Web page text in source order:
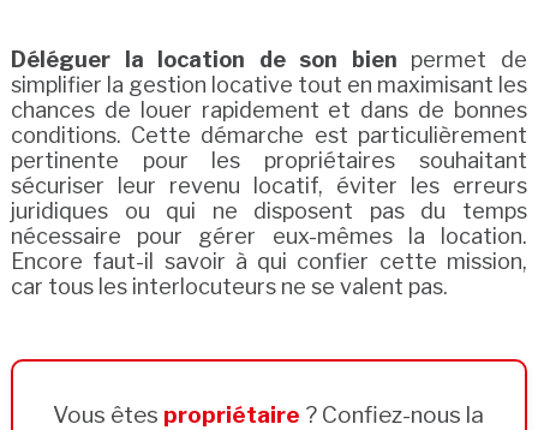
Déléguer la location de son bien permet de
simplifier la gestion locative tout en maximisant les
chances de louer rapidement et dans de bonnes
conditions. Cette démarche est particulièrement
pertinente pour les propriétaires souhaitant
sécuriser leur revenu locatif, éviter les erreurs
juridiques ou qui ne disposent pas du temps
nécessaire pour gérer eux-mêmes la location.
Encore faut-il savoir à qui confier cette mission,
car tous les interlocuteurs ne se valent pas.
Vous êtes propriétaire ? Confiez-nous la